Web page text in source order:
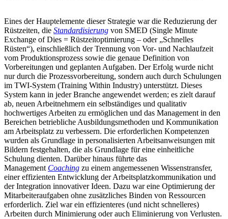
Eines der Hauptelemente dieser Strategie war die Reduzierung der
Rüstzeiten, die Standardisierung von SMED (Single Minute
Exchange of Dies = Rüstzeitoptimierung – oder „Schnelles
Rüsten“), einschließlich der Trennung von Vor- und Nachlaufzeit
vom Produktionsprozess sowie die genaue Definition von
Vorbereitungen und geplanten Aufgaben. Der Erfolg wurde nicht
nur durch die Prozessvorbereitung, sondern auch durch Schulungen
im TWI-System (Training Within Industry) unterstützt. Dieses
System kann in jeder Branche angewendet werden; es zielt darauf
ab, neuen Arbeitnehmern ein selbständiges und qualitativ
hochwertiges Arbeiten zu ermöglichen und das Management in den
Bereichen betriebliche Ausbildungsmethoden und Kommunikation
am Arbeitsplatz zu verbessern. Die erforderlichen Kompetenzen
wurden als Grundlage in personalisierten Arbeitsanweisungen mit
Bildern festgehalten, die als Grundlage für eine einheitliche
Schulung dienten. Darüber hinaus führte das
Management Coaching zu einem angemessenen Wissenstransfer,
einer effizienten Entwicklung der Arbeitsplatzkommunikation und
der Integration innovativer Ideen. Dazu war eine Optimierung der
Mitarbeiteraufgaben ohne zusätzliches Binden von Ressourcen
erforderlich. Ziel war ein effizienteres (und nicht schnelleres)
Arbeiten durch Minimierung oder auch Eliminierung von Verlusten.